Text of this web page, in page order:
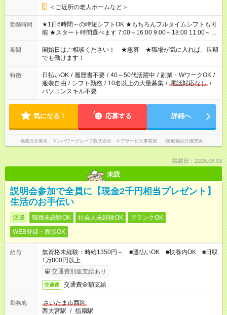
＜ご近所の老人ホームなど＞
勤務時間
★1日6時間～の時短シフトOK ★もちろんフルタイムシフトも可
能 ★スタート時間選べます 7:00～16:00 9:00～18:00 11:00～
20:00 など 残業なし！ ※Wワークの場合、他のお仕事と合わせ
週40時間超の就業はご案内できません ※法令に基づき、週20時
間以上勤務は社会保険への加入対象となります ※労働者派遣法
（日雇い派遣の原則禁止）により、短時間・短期間の就業はご
案内が難しい場合があります
期間
開始日はご相談ください！ ★急募 ★職場が気に入れば、長期
でも働けます！
特徴 日払いOK / 履歴書不要 / 40～50代活躍中 / 副業・WワークOK /
服装自由 / シフト勤務 / 10名以上の大量募集 / 電話対応なし /
パソコンスキル不要
気になる！ 応募する 詳細へ
掲載元企業名 マンパワーグループ株式会社 ケアサービス事業部 （医療福祉介護関連）
掲載日：2026.08.03
未読
説明会参加で全員に【現金2千円相当プレゼント】
生活のお手伝い
派遣 職種未経験OK 社会人未経験OK
ブランクOK
WEB登録・面接OK
給与
無資格未経験：時給1350円～ ■週払いOK ■扶養内OK ■日収
1万800円以上
交通費別途支給あり
交通費 交通費全額支給
勤務地
さいたま市西区
西大宮駅 / 指扇駅